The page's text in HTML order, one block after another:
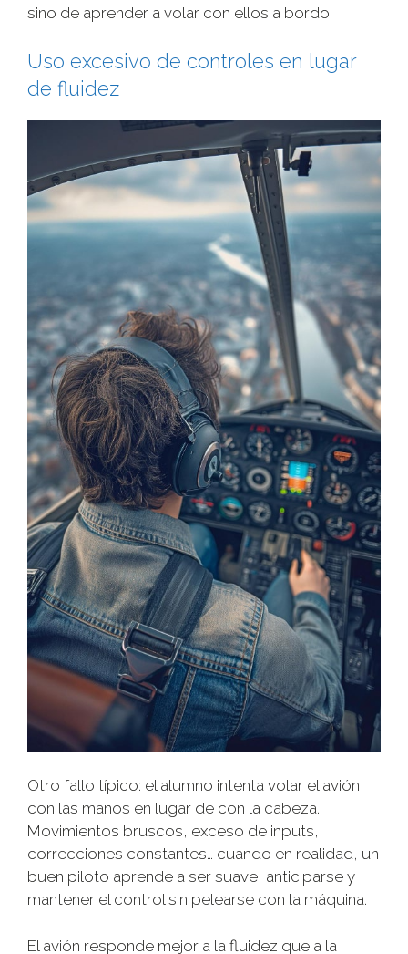
sino de aprender a volar con ellos a bordo.
Uso excesivo de controles en lugar
de fluidez
Otro fallo típico: el alumno intenta volar el avión
con las manos en lugar de con la cabeza.
Movimientos bruscos, exceso de inputs,
correcciones constantes… cuando en realidad, un
buen piloto aprende a ser suave, anticiparse y
mantener el control sin pelearse con la máquina.
El avión responde mejor a la fluidez que a la